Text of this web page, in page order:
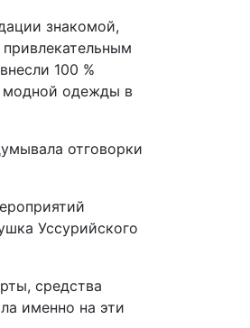
знакомой,
100 %
модной одежды в
отговорки
Уссурийского
средства
именно на эти